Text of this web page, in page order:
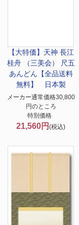
【大特価】 天神 長江
桂舟 （三美会） 尺五
あんどん【全品送料
無料】 日本製
メーカー通常価格30,800
円のところ
特別価格
21,560円(税込)